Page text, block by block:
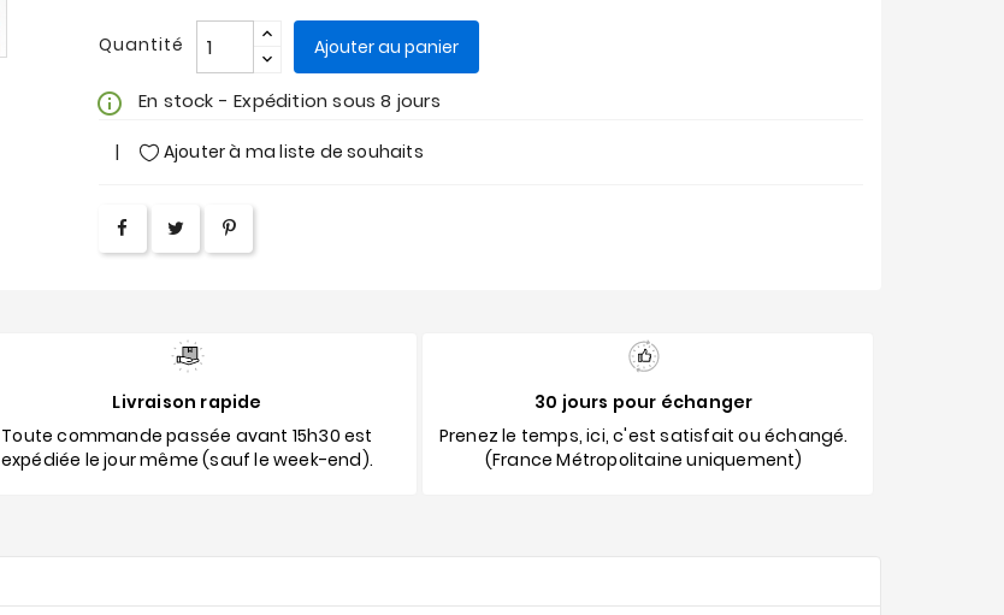
Quantité Ajouter au panier
info_outline En stock - Expédition sous 8 jours
Ajouter à ma liste de souhaits
Livraison rapide
Toute commande passée avant 15h30 est
expédiée le jour même (sauf le week-end).
30 jours pour échanger
Prenez le temps, ici, c'est satisfait ou échangé.
(France Métropolitaine uniquement)